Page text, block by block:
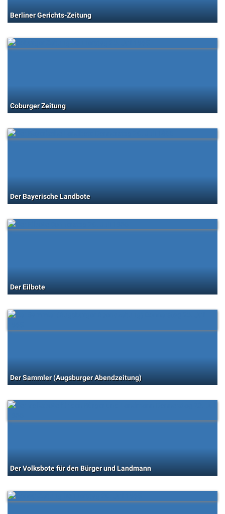
Berliner Gerichts-Zeitung
Coburger Zeitung
Der Bayerische Landbote
Der Eilbote
Der Sammler (Augsburger Abendzeitung)
Der Volksbote für den Bürger und Landmann